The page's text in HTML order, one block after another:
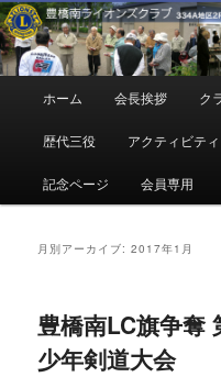
メ
イ
ン
コ
サ
ブ
コ
ン
豊橋南ライオ
地域奉仕ボランティア
ュ
ホーム 会長挨拶 ク
歴代三役 アクティビティ
記念ページ 会員専用
月別アーカイブ:2017年1月
豊橋南LC旗争奪
少年剣道大会